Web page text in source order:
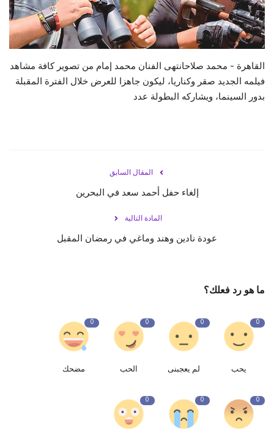
حياة
القاهرة - محمد صلاحانتهى الفنان محمد إمام من تصوير كافة مشاهد
فيلمه الجديد صقر وكناريا، ليكون جاهزا للعرض خلال الفترة المقبلة
بدور السينما، ويشاركه البطولة عدد
المقال السابق
إلغاء حفل أحمد سعد في البحرين
المادة التالية
عودة نادين وهند وماغي في رمضان المقبل
ما هو رد فعلك؟
0
يحب
0
لم يعجبنى
0
الحب
0
مضحك
0
0
0